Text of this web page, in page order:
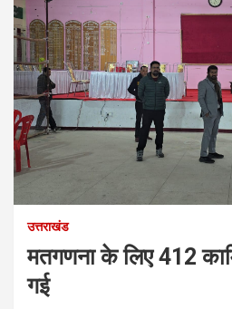
उत्तराखंड
मतगणना के लिए 412
गई